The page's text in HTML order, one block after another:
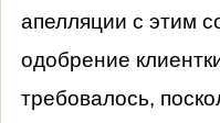
апелляции с этим
одобрение
требовалось,